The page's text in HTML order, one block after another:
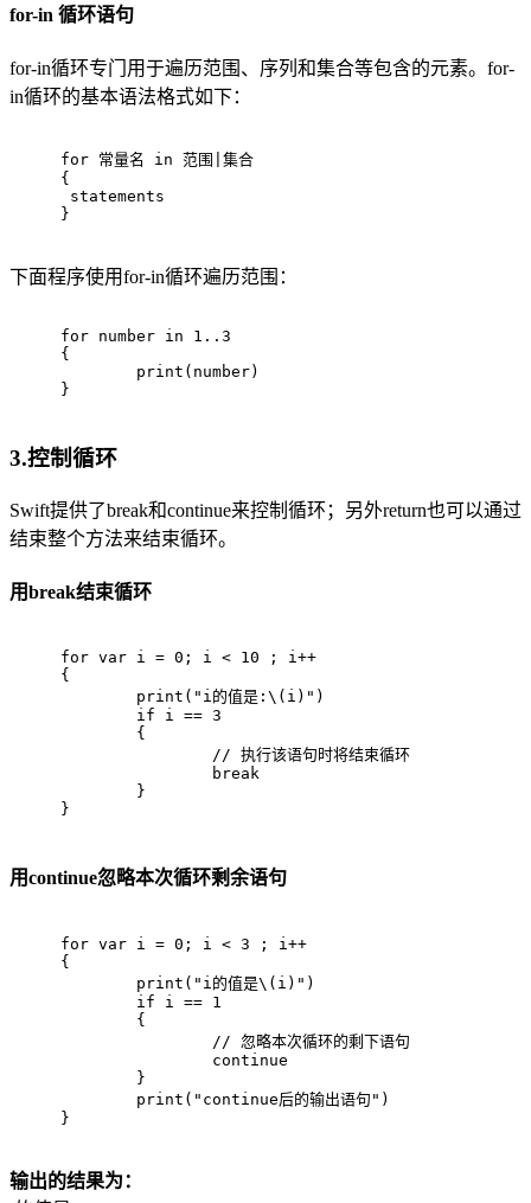
for-in 循环语句
for-in循环专门用于遍历范围、序列和集合等包含的元素。for-
in循环的基本语法格式如下：
for 常量名 in 范围|集合
{
statements
}
下面程序使用for-in循环遍历范围：
for number in 1 .. 3
{
print (number)
}
3.控制循环
Swift提供了break和continue来控制循环；另外return也可以通过
结束整个方法来结束循环。
用break结束循环
for var i = 0 ; i < 10 ; i++
{
print ( "i的值是:\(i)" )
if i == 3
	{
// 执行该语句时将结束循环
break
	}
}
用continue忽略本次循环剩余语句
for var i = 0 ; i < 3 ; i++
{
print ( "i的值是\(i)" )
if i == 1
	{
// 忽略本次循环的剩下语句
continue
	}
print ( "continue后的输出语句" )
}
输出的结果为：